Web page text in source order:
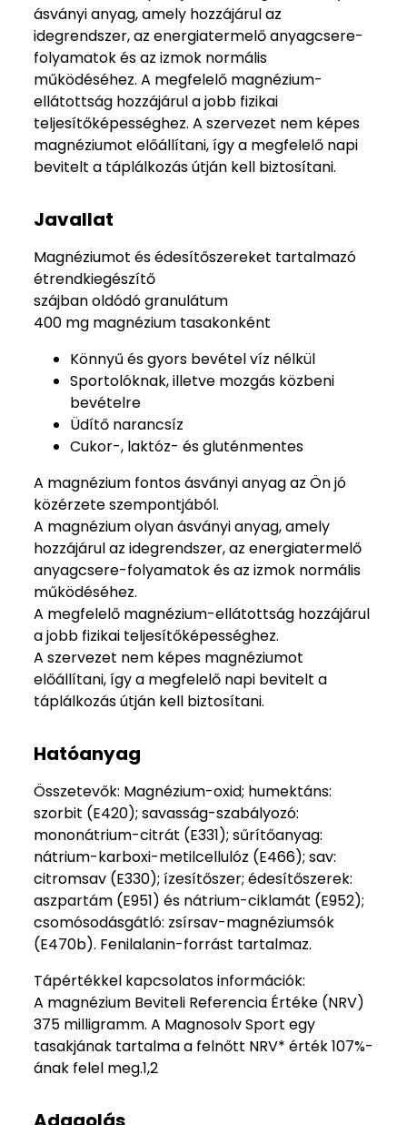
ásványi anyag, amely hozzájárul az
idegrendszer, az energiatermelő anyagcsere-
folyamatok és az izmok normális
működéséhez. A megfelelő magnézium-
ellátottság hozzájárul a jobb fizikai
teljesítőképességhez. A szervezet nem képes
magnéziumot előállítani, így a megfelelő napi
bevitelt a táplálkozás útján kell biztosítani.
Javallat
Magnéziumot és édesítőszereket tartalmazó
étrendkiegészítő
szájban oldódó granulátum
400 mg magnézium tasakonként
Könnyű és gyors bevétel víz nélkül
Sportolóknak, illetve mozgás közbeni
bevételre
Üdítő narancsíz
Cukor-, laktóz- és gluténmentes
A magnézium fontos ásványi anyag az Ön jó
közérzete szempontjából.
A magnézium olyan ásványi anyag, amely
hozzájárul az idegrendszer, az energiatermelő
anyagcsere-folyamatok és az izmok normális
működéséhez.
A megfelelő magnézium-ellátottság hozzájárul
a jobb fizikai teljesítőképességhez.
A szervezet nem képes magnéziumot
előállítani, így a megfelelő napi bevitelt a
táplálkozás útján kell biztosítani.
Hatóanyag
Összetevők: Magnézium-oxid; humektáns:
szorbit (E420); savasság-szabályozó:
mononátrium-citrát (E331); sűrítőanyag:
nátrium-karboxi-metilcellulóz (E466); sav:
citromsav (E330); ízesítőszer; édesítőszerek:
aszpartám (E951) és nátrium-ciklamát (E952);
csomósodásgátló: zsírsav-magnéziumsók
(E470b). Fenilalanin-forrást tartalmaz.
Tápértékkel kapcsolatos információk:
A magnézium Beviteli Referencia Értéke (NRV)
375 milligramm. A Magnosolv Sport egy
tasakjának tartalma a felnőtt NRV* érték 107%-
ának felel meg.1,2